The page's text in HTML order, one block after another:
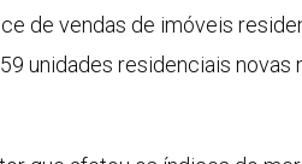
de vendas de imóveis
unidades residenciais novas